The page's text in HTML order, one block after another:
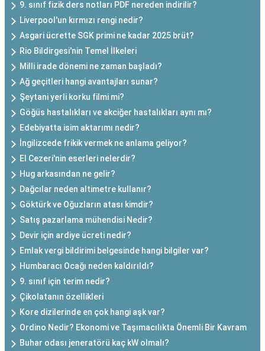
9. sınıf fizik ders notları PDF nereden indirilir?
Liverpool'un kırmızı rengi nedir?
Asgari ücrette SGK primi ne kadar 2025 brüt?
Rio Bildirgesi'nin Temel İlkeleri
Milli irade dönemi ne zaman başladı?
Ağ geçitleri hangi avantajları sunar?
Şeytani yerli korku filmi mi?
Göğüs hastalıkları ve akciğer hastalıkları aynı mı?
Edebiyatta isim aktarımı nedir?
İngilizcede frikik vermek ne anlama geliyor?
El Cezeri'nin eserleri nelerdir?
Hug arkasından ne gelir?
Dağcılar neden altimetre kullanır?
Göktürk ve Oğuzların atası kimdir?
Satış pazarlama mühendisi Nedir?
Devir için ardiye ücreti nedir?
Emlak vergi bildirimi belgesinde hangi bilgiler var?
Humbaracı Ocağı neden kaldırıldı?
9. sınıf için terim nedir?
Çikolatanın özellikleri
Kore dizilerinde en çok hangi aşk var?
Ordino Nedir? Ekonomi ve Taşımacılıkta Önemli Bir Kavram
Buhar odası jeneratörü kaç kW olmalı?